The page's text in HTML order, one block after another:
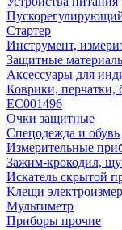
Стартер
Инструмент,
Защитные
Аксессуары для
Коврики, перчатки,
EC001496
Очки защитные
Спецодежда и обувь
Измерительные
Зажим-крокодил,
Искатель скрытой
Клещи
Мультиметр
Приборы прочие